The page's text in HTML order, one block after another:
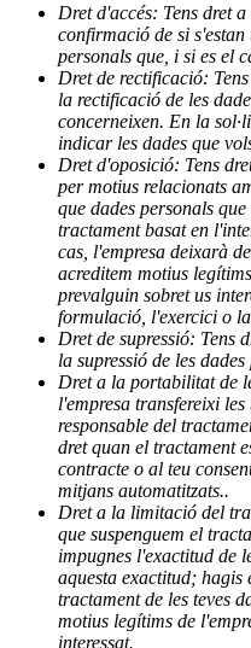
Dret d'accés: Tens dret
confirmació de si s'estan
personals que, i si es el
Dret de rectificació:
la rectificació de les
concerneixen. En la
indicar les dades que
Dret d'oposició: Tens
per motius relacionats
que dades personals
tractament basat en
cas, l'empresa deixarà
acreditem motius
prevalguin sobret us
formulació, l'exercici o
Dret de supressió: Tens
la supressió de les
Dret a la portabilitat de
l'empresa transfereixi
responsable del
dret quan el tractament
contracte o al teu
mitjans automatitzats..
Dret a la limitació del
que suspenguem el
impugnes l'exactitud de
aquesta exactitud; hagis
tractament de les teves
motius legítims de
interessat.